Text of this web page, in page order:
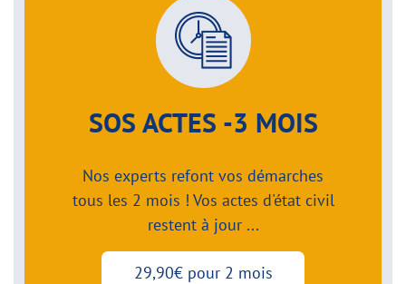
SOS ACTES -3 MOIS
Nos experts refont vos démarches
tous les 2 mois ! Vos actes d'état civil
restent à jour ...
29,90€ pour 2 mois